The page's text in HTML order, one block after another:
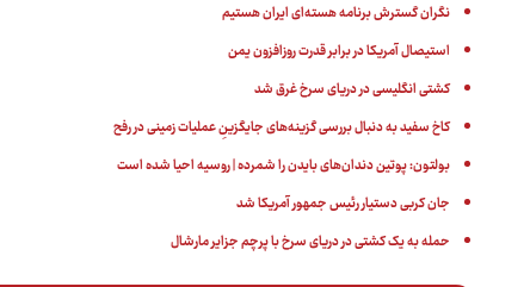
نگران گسترش برنامه هسته‌ای ایران هستیم
استیصال آمریکا در برابر قدرت روزافزون یمن
کشتی انگلیسی در دریای سرخ غرق شد
کاخ سفید به دنبال بررسی گزینه‌های جایگزینِ عملیات زمینی در رفح
بولتون: پوتین دندان‌های بایدن را شمرده | روسیه احیا شده است
جان کربی دستیار رئیس جمهور آمریکا شد
حمله به یک کشتی در دریای سرخ با پرچم جزایر مارشال